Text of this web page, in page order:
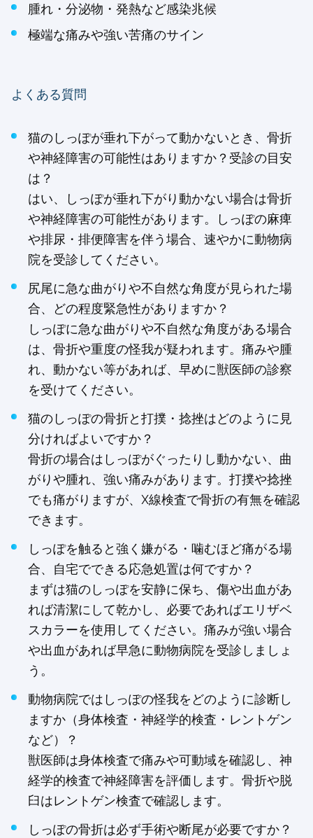
腫れ・分泌物・発熱など感染兆候
極端な痛みや強い苦痛のサイン
よくある質問
猫のしっぽが垂れ下がって動かないとき、骨折
や神経障害の可能性はありますか？受診の目安
は？
はい、しっぽが垂れ下がり動かない場合は骨折
や神経障害の可能性があります。しっぽの麻痺
や排尿・排便障害を伴う場合、速やかに動物病
院を受診してください。
尻尾に急な曲がりや不自然な角度が見られた場
合、どの程度緊急性がありますか？
しっぽに急な曲がりや不自然な角度がある場合
は、骨折や重度の怪我が疑われます。痛みや腫
れ、動かない等があれば、早めに獣医師の診察
を受けてください。
猫のしっぽの骨折と打撲・捻挫はどのように見
分ければよいですか？
骨折の場合はしっぽがぐったりし動かない、曲
がりや腫れ、強い痛みがあります。打撲や捻挫
でも痛がりますが、X線検査で骨折の有無を確認
できます。
しっぽを触ると強く嫌がる・噛むほど痛がる場
合、自宅でできる応急処置は何ですか？
まずは猫のしっぽを安静に保ち、傷や出血があ
れば清潔にして乾かし、必要であればエリザベ
スカラーを使用してください。痛みが強い場合
や出血があれば早急に動物病院を受診しましょ
う。
動物病院ではしっぽの怪我をどのように診断し
ますか（身体検査・神経学的検査・レントゲン
など）？
獣医師は身体検査で痛みや可動域を確認し、神
経学的検査で神経障害を評価します。骨折や脱
臼はレントゲン検査で確認します。
しっぽの骨折は必ず手術や断尾が必要ですか？